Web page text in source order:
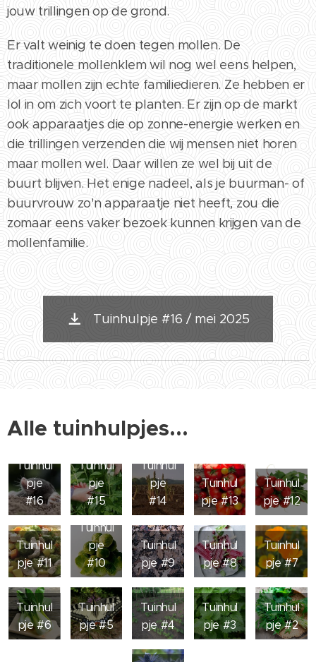
jouw trillingen op de grond.
Er valt weinig te doen tegen mollen. De
traditionele mollenklem wil nog wel eens helpen,
maar mollen zijn echte familiedieren. Ze hebben er
lol in om zich voort te planten. Er zijn op de markt
ook apparaatjes die op zonne-energie werken en
die trillingen verzenden die wij mensen niet horen
maar mollen wel. Daar willen ze wel bij uit de
buurt blijven. Het enige nadeel, als je buurman- of
buurvrouw zo'n apparaatje niet heeft, zou die
zomaar eens vaker bezoek kunnen krijgen van de
mollenfamilie.
Tuinhulpje #16 / mei 2025
Alle tuinhulpjes...
Tuinhul
pje
#16
Tuinhul
pje
#15
Tuinhul
pje
#14
Tuinhul
pje #13
Tuinhul
pje #12
Tuinhul
pje #11
Tuinhul
pje
#10
Tuinhul
pje #9
Tuinhul
pje #8
Tuinhul
pje #7
Tuinhul
pje #6
Tuinhul
pje #5
Tuinhul
pje #4
Tuinhul
pje #3
Tuinhul
pje #2